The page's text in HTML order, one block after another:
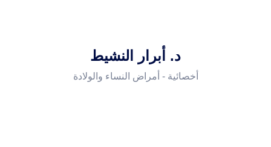
د. أبرار النشيط
أخصائية - أمراض النساء والولادة